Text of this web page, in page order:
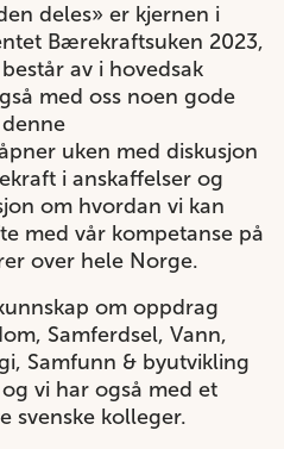
deles» er kjernen i
Bærekraftsuken 2023,
av i hovedsak
med oss noen gode
uken med diskusjon
i anskaffelser og
om hvordan vi kan
med vår kompetanse på
over hele Norge.
om oppdrag
Samferdsel, Vann,
Samfunn & byutvikling
vi har også med et
svenske kolleger.